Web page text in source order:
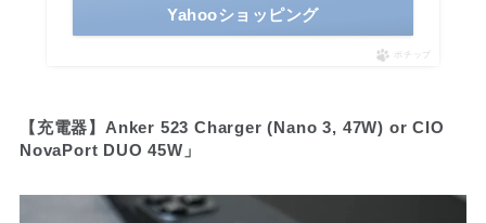
Yahooショッピング
ポチップ
【充電器】Anker 523 Charger (Nano 3, 47W) or CIO
NovaPort DUO 45W」